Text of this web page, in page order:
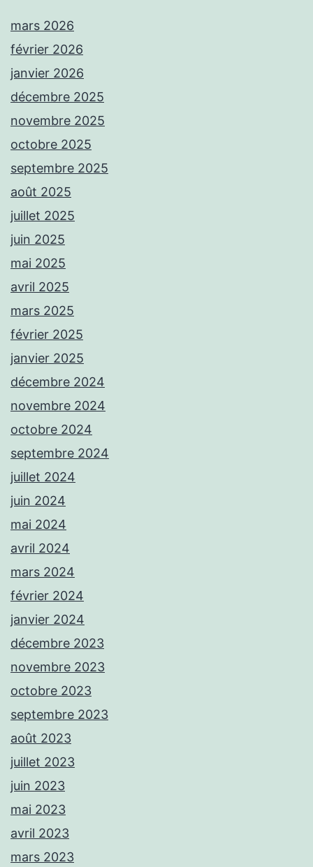
mars 2026
février 2026
janvier 2026
décembre 2025
novembre 2025
octobre 2025
septembre 2025
août 2025
juillet 2025
juin 2025
mai 2025
avril 2025
mars 2025
février 2025
janvier 2025
décembre 2024
novembre 2024
octobre 2024
septembre 2024
juillet 2024
juin 2024
mai 2024
avril 2024
mars 2024
février 2024
janvier 2024
décembre 2023
novembre 2023
octobre 2023
septembre 2023
août 2023
juillet 2023
juin 2023
mai 2023
avril 2023
mars 2023